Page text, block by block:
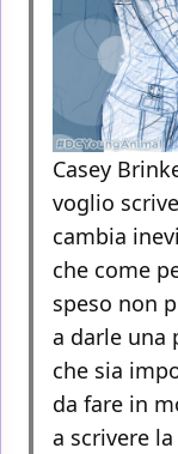
Casey
voglio
cambia
che come
speso non
a darle una
che sia
da fare in
a scrivere